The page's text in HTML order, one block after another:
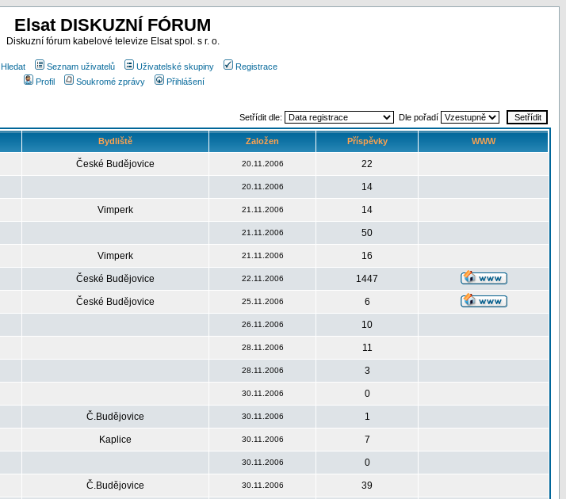
Elsat DISKUZNÍ FÓRUM
Diskuzní fórum kabelové televize Elsat spol. s r. o.
Hledat Seznam uživatelů Uživatelské skupiny
Registrace
Profil
Soukromé zprávy Přihlášení
Setřídit dle: Dle pořadí
Bydliště Založen Příspěvky WWW
České Budějovice 20.11.2006 22
20.11.2006 14
Vimperk 21.11.2006 14
21.11.2006 50
Vimperk 21.11.2006 16
České Budějovice 22.11.2006 1447
České Budějovice 25.11.2006 6
26.11.2006 10
28.11.2006 11
28.11.2006 3
30.11.2006 0
Č.Budějovice 30.11.2006 1
Kaplice 30.11.2006 7
30.11.2006 0
Č.Budějovice 30.11.2006 39